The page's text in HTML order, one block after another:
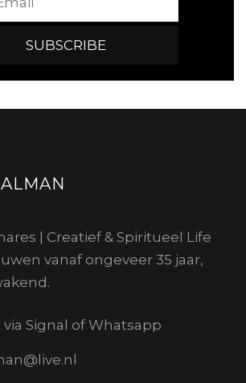
| Creatief & Spiritueel Life
vanaf ongeveer 35 jaar,
via Signal of Whatsapp